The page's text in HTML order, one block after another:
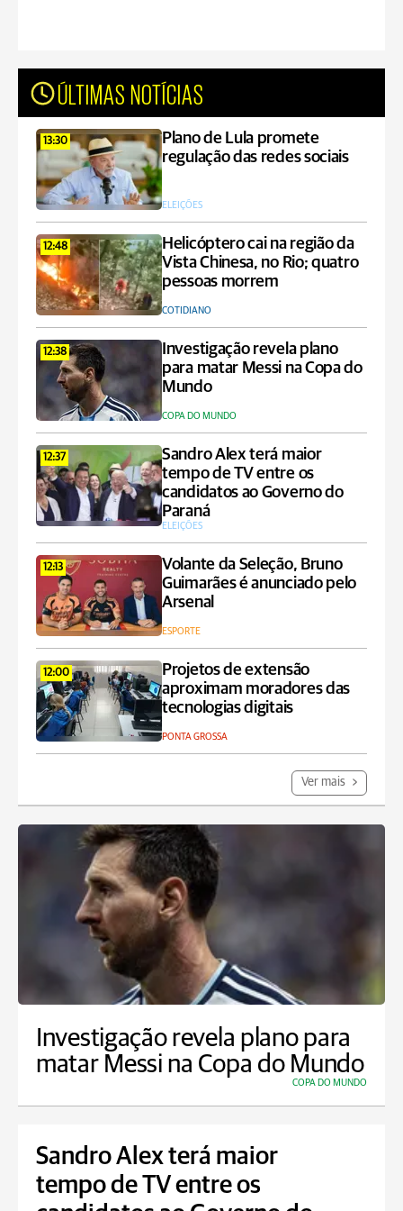
ÚLTIMAS NOTÍCIAS
13:30
Plano de Lula promete
regulação das redes sociais
ELEIÇÕES
12:48
Helicóptero cai na região da
Vista Chinesa, no Rio; quatro
pessoas morrem
COTIDIANO
12:38
Investigação revela plano
para matar Messi na Copa do
Mundo
COPA DO MUNDO
12:37
Sandro Alex terá maior
tempo de TV entre os
candidatos ao Governo do
Paraná
ELEIÇÕES
12:13
Volante da Seleção, Bruno
Guimarães é anunciado pelo
Arsenal
ESPORTE
12:00
Projetos de extensão
aproximam moradores das
tecnologias digitais
PONTA GROSSA
Ver mais
Investigação revela plano para
matar Messi na Copa do Mundo
COPA DO MUNDO
Sandro Alex terá maior
tempo de TV entre os